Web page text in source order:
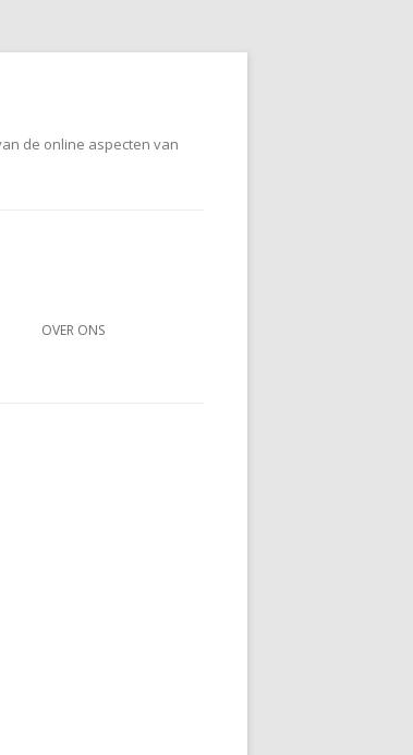
de online aspecten van
OVER ONS